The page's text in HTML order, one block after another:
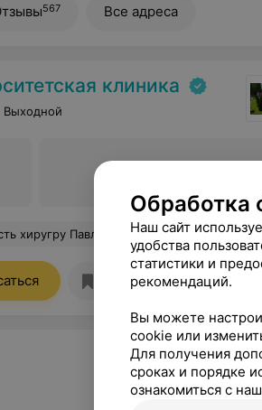
567 Все адреса
клиника
Выходной
отделения. Благодарю за высокий профессионализм, за врачебный талант, за успешно проведенную мне операцию и за чуткое отношение. От пациента Ружицкого Юрия
Обработка
Наш сайт
удобства
статистики и
рекомендаций.
Вы можете
cookie или
Для получения
сроках и порядке
ознакомиться с